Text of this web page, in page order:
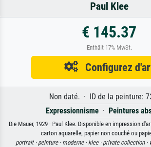
Paul Klee
€ 145.37
Enthält 17% MwSt.
Configurez
Non daté. · ID de la peinture:
Expressionnisme · Peintures
Die Mauer, 1929 · Paul Klee. Disponible en impression
carton aquarelle, papier non couché ou
portrait · peinture · moderne · klee · private collection ·